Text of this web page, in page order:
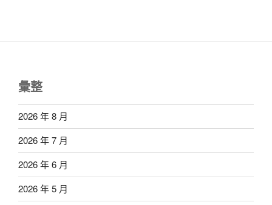
彙整
2026 年 8 月
2026 年 7 月
2026 年 6 月
2026 年 5 月